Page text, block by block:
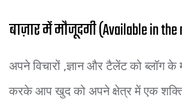
बाज़ार में मौजूदगी (Available in the
अपने विचारों ,ज्ञान और टैलेंट को ब्लॉग के
करके आप खुद को अपने क्षेत्र में एक